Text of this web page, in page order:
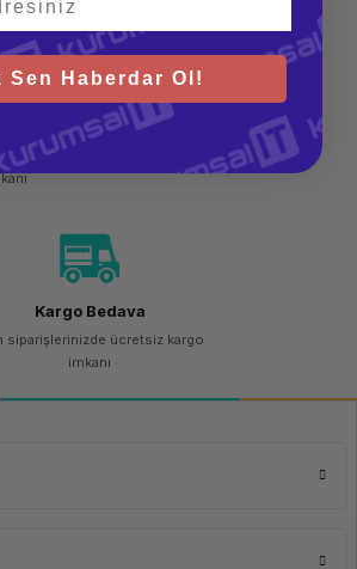
Uzun Pil Ömrü
uzun pil ömrüne sahiptir. Tek bir AA pil ile
engeller.
bir tasarıma sahiptir. Ellerinize uyum sağlayacak
Güvenli Alışveriş
256 bit SSL sertifikası
Kargo Bedava
siparişlerinizde ücretsiz kargo
imkanı
Sen Haberdar Ol!